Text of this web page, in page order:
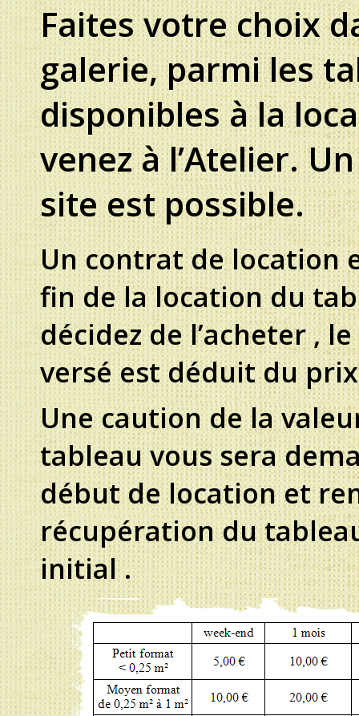
Faites votre choix
galerie, parmi les
disponibles à la
venez à l’Atelier.
site est possible.
Un contrat de location
fin de la location du
décidez de l’acheter ,
versé est déduit du
Une caution de la
tableau vous sera
début de location et
récupération du
initial .